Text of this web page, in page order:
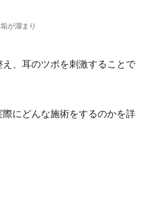
が溜まり
、耳のツボを刺激することで
にどんな施術をするのかを詳